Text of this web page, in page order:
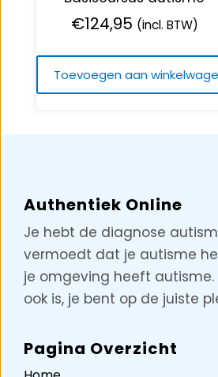
€124,95 (incl. BTW)
Toevoegen aan
Authentiek Online
Je hebt de diagnose
vermoedt dat je autisme
je omgeving heeft
ook is, je bent op de juiste
Pagina Overzicht